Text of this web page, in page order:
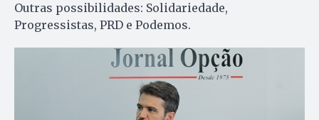
Outras possibilidades: Solidariedade,
Progressistas, PRD e Podemos.